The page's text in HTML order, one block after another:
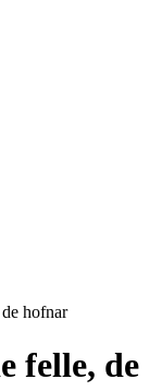
hofnar
felle, de